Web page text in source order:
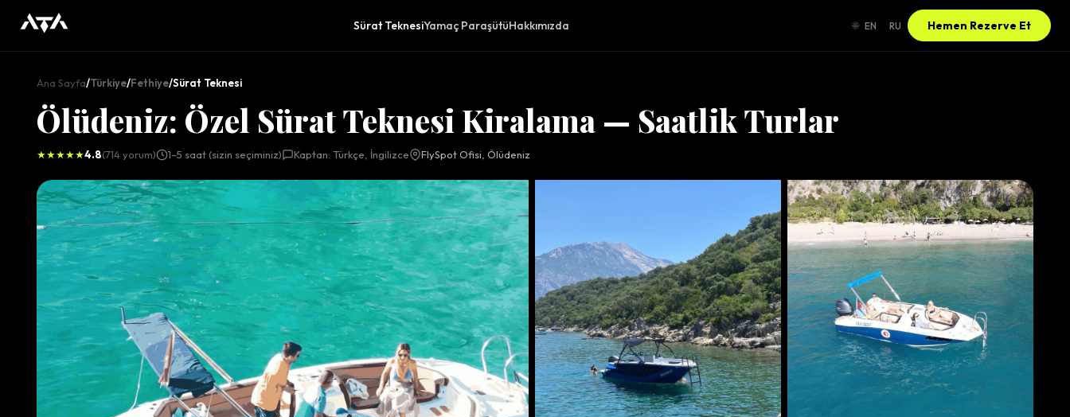
Sürat TeknesiYamaç ParaşütüHakkımızda 🌐 EN RU Hemen Rezerve Et
Ana Sayfa/Türkiye/Fethiye/Sürat Teknesi
Ölüdeniz: Özel Sürat Teknesi Kiralama — Saatlik Turlar
★★★★★4.8(714 yorum) 1–5 saat (sizin seçiminiz) Kaptan: Türkçe, İngilizce FlySpot Ofisi, Ölüdeniz